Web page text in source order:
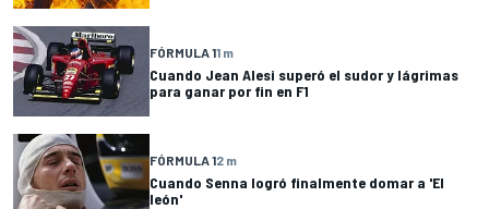
FÓRMULA 11 m
Cuando Jean Alesi superó el sudor y lágrimas
para ganar por fin en F1
FÓRMULA 12 m
Cuando Senna logró finalmente domar a 'El
león'